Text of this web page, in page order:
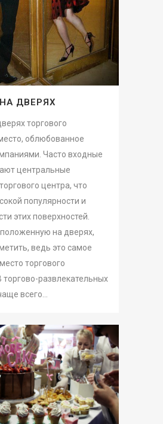
ДВЕРЯХ
торгового
облюбованное
Часто входные
центральные
центра, что
популярности и
этих поверхностей.
на дверях,
ведь это самое
торгового
развлекательных
всего...